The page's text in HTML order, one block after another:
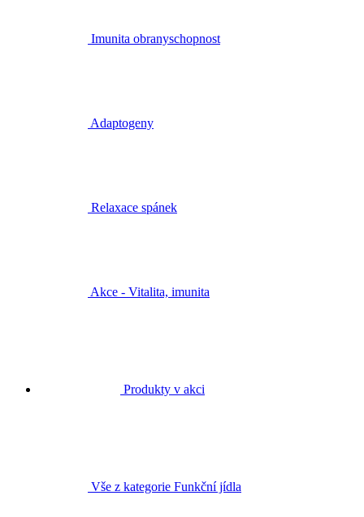
Imunita obranyschopnost
Adaptogeny
Relaxace spánek
Akce - Vitalita, imunita
Produkty v akci
Vše z kategorie Funkční jídla